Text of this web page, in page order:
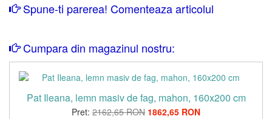
Spune-ti parerea! Comenteaza articolul
Cumpara din magazinul nostru:
Pat Ileana, lemn masiv de fag, mahon, 160x200 cm
Pret: 2162,65 RON 1862,65 RON